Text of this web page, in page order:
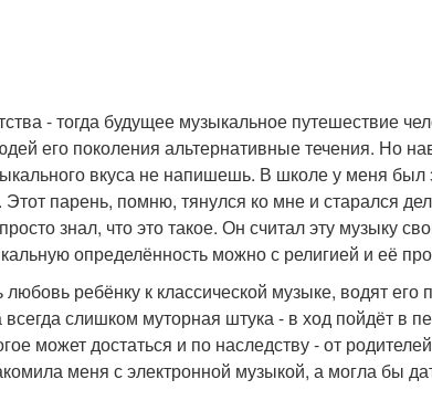
- тогда будущее музыкальное путешествие
его поколения альтернативные течения. Но
вкуса не напишешь. В школе у меня был
Этот парень, помню, тянулся ко мне и старался
знал, что это такое. Он считал эту музыку
определённость можно с религией и её
ребёнку к классической музыке, водят
всегда слишком муторная штука - в ход пойдёт в
может достаться и по наследству - от
меня с электронной музыкой, а могла бы